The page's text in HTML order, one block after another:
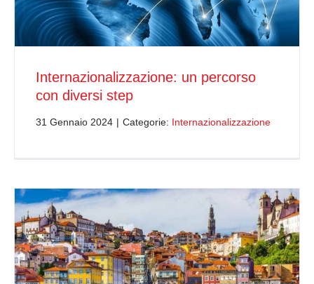
Internazionalizzazione: un percorso
con diversi step
31 Gennaio 2024 | Categorie: Internazionalizzazione